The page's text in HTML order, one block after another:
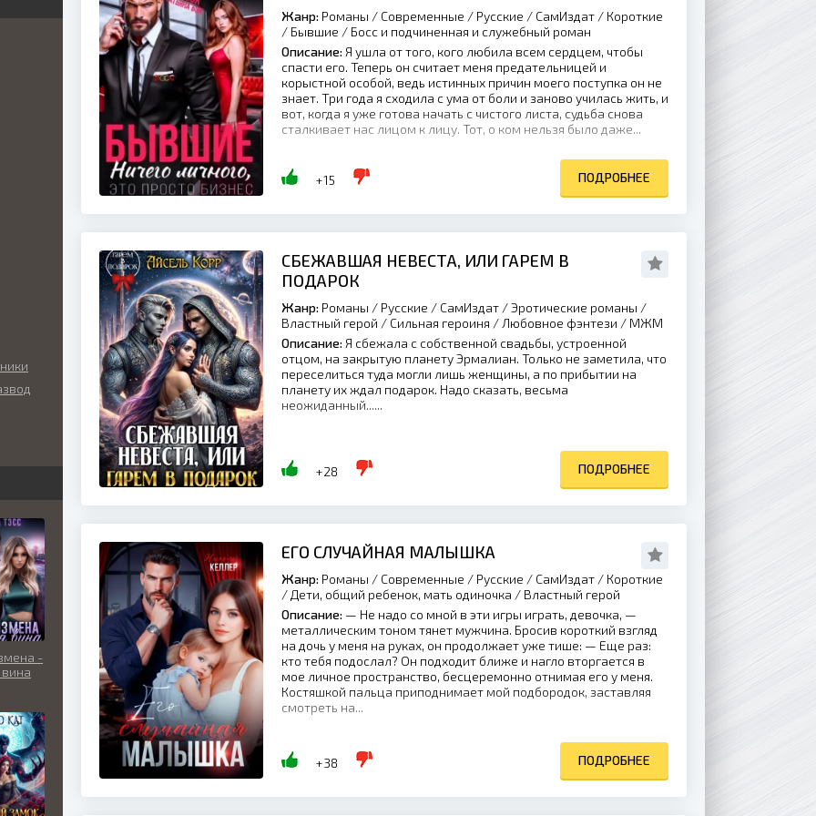
Жанр: Романы / Современные / Русские / СамИздат / Короткие
/ Бывшие / Босс и подчиненная и служебный роман
Описание: Я ушла от того, кого любила всем сердцем, чтобы
спасти его. Теперь он считает меня предательницей и
корыстной особой, ведь истинных причин моего поступка он не
знает. Три года я сходила с ума от боли и заново училась жить, и
вот, когда я уже готова начать с чистого листа, судьба снова
сталкивает нас лицом к лицу. Тот, о ком нельзя было даже...
+15 ПОДРОБНЕЕ
СБЕЖАВШАЯ НЕВЕСТА, ИЛИ ГАРЕМ В
ПОДАРОК
Жанр: Романы / Русские / СамИздат / Эротические романы /
Властный герой / Сильная героиня / Любовное фэнтези / МЖМ
Описание: Я сбежала с собственной свадьбы, устроенной
отцом, на закрытую планету Эрмалиан. Только не заметила, что
переселиться туда могли лишь женщины, а по прибытии на
планету их ждал подарок. Надо сказать, весьма
неожиданный......
+28 ПОДРОБНЕЕ
ЕГО СЛУЧАЙНАЯ МАЛЫШКА
Жанр: Романы / Современные / Русские / СамИздат / Короткие
/ Дети, общий ребенок, мать одиночка / Властный герой
Описание: — Не надо со мной в эти игры играть, девочка, —
металлическим тоном тянет мужчина. Бросив короткий взгляд
на дочь у меня на руках, он продолжает уже тише: — Еще раз:
кто тебя подослал? Он подходит ближе и нагло вторгается в
мое личное пространство, бесцеремонно отнимая его у меня.
Костяшкой пальца приподнимает мой подбородок, заставляя
смотреть на...
+38 ПОДРОБНЕЕ
-